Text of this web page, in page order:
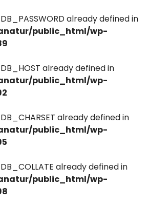
already defined in
public_html/wp-
already defined in
public_html/wp-
already defined in
public_html/wp-
already defined in
public_html/wp-